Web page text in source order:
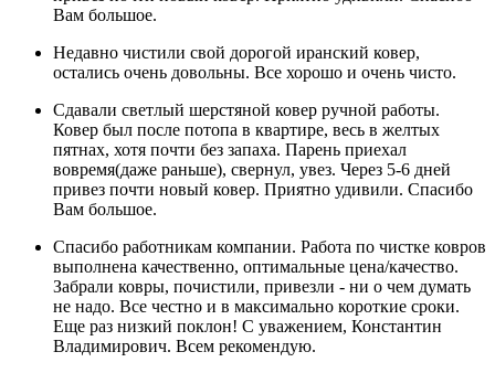
Вам большое.
Недавно чистили свой дорогой иранский ковер,
остались очень довольны. Все хорошо и очень чисто.
Сдавали светлый шерстяной ковер ручной работы.
Ковер был после потопа в квартире, весь в желтых
пятнах, хотя почти без запаха. Парень приехал
вовремя(даже раньше), свернул, увез. Через 5-6 дней
привез почти новый ковер. Приятно удивили. Спасибо
Вам большое.
Спасибо работникам компании. Работа по чистке ковров
выполнена качественно, оптимальные цена/качество.
Забрали ковры, почистили, привезли - ни о чем думать
не надо. Все честно и в максимально короткие сроки.
Еще раз низкий поклон! С уважением, Константин
Владимирович. Всем рекомендую.